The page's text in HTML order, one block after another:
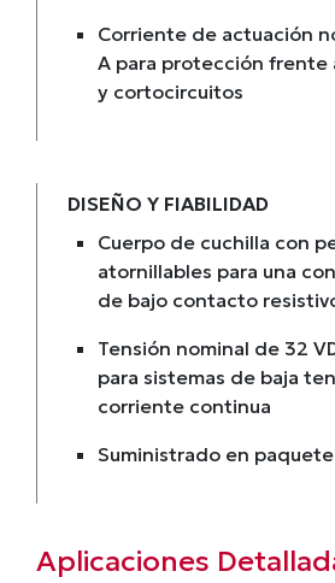
Corriente de actuación
A para protección frente
y cortocircuitos
DISEÑO Y FIABILIDAD
Cuerpo de cuchilla con
atornillables para una
de bajo contacto
Tensión nominal de 32
para sistemas de baja
corriente continua
Suministrado en
Aplicaciones